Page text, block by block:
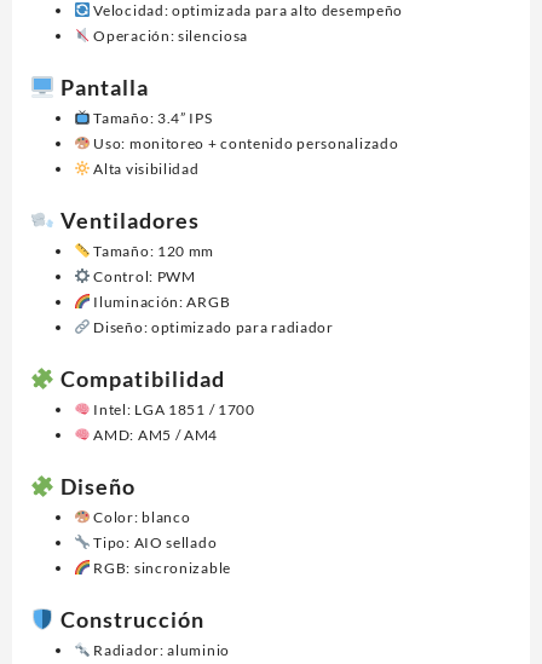
Velocidad: optimizada para alto desempeño
Operación: silenciosa
Pantalla
Tamaño: 3.4” IPS
Uso: monitoreo + contenido personalizado
Alta visibilidad
Ventiladores
Tamaño: 120 mm
Control: PWM
Iluminación: ARGB
Diseño: optimizado para radiador
Compatibilidad
Intel: LGA 1851 / 1700
AMD: AM5 / AM4
Diseño
Color: blanco
Tipo: AIO sellado
RGB: sincronizable
Construcción
Radiador: aluminio